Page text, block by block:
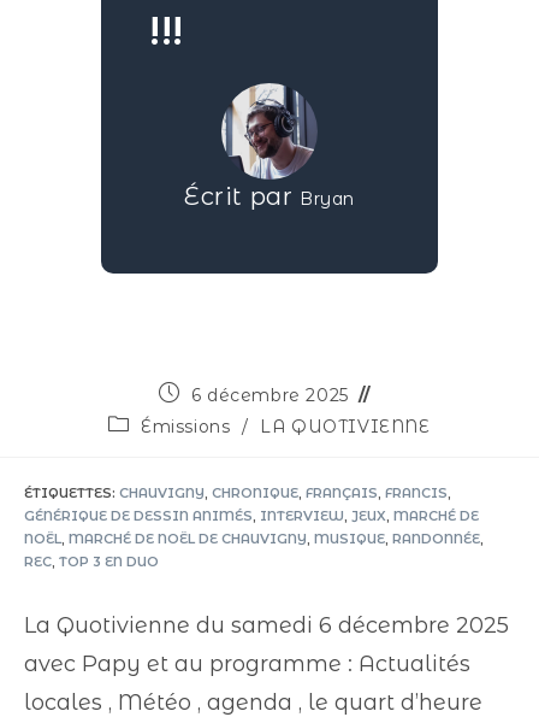
!!!
Écrit par Bryan
6 décembre 2025
Émissions / LA QUOTIVIENNE
ÉTIQUETTES: CHAUVIGNY, CHRONIQUE, FRANÇAIS, FRANCIS,
GÉNÉRIQUE DE DESSIN ANIMÉS, INTERVIEW, JEUX, MARCHÉ DE
NOËL, MARCHÉ DE NOËL DE CHAUVIGNY, MUSIQUE, RANDONNÉE,
REC, TOP 3 EN DUO
La Quotivienne du samedi 6 décembre 2025
avec Papy et au programme : Actualités
locales , Météo , agenda , le quart d’heure